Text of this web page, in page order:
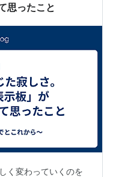
思ったこと
く変わっていくのを